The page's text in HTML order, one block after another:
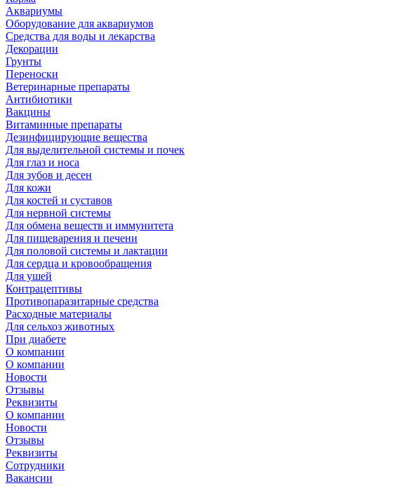
Аквариумы
Оборудование для аквариумов
Средства для воды и лекарства
Декорации
Грунты
Переноски
Ветеринарные препараты
Антибиотики
Вакцины
Витаминные препараты
Дезинфицирующие вещества
Для выделительной системы и почек
Для глаз и носа
Для зубов и десен
Для кожи
Для костей и суставов
Для нервной системы
Для обмена веществ и иммунитета
Для пищеварения и печени
Для половой системы и лактации
Для сердца и кровообращения
Для ушей
Контрацептивы
Противопаразитарные средства
Расходные материалы
Для сельхоз животных
При диабете
О компании
О компании
Новости
Отзывы
Реквизиты
О компании
Новости
Отзывы
Реквизиты
Сотрудники
Вакансии